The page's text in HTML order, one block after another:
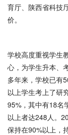
育厅、陕西省科技
价。
学校高度重视学生
心，为学生升本、
多年来，学校已有
以上学生考上了研
95%，其中有18名
以上者达248人。
保持在90%以上，